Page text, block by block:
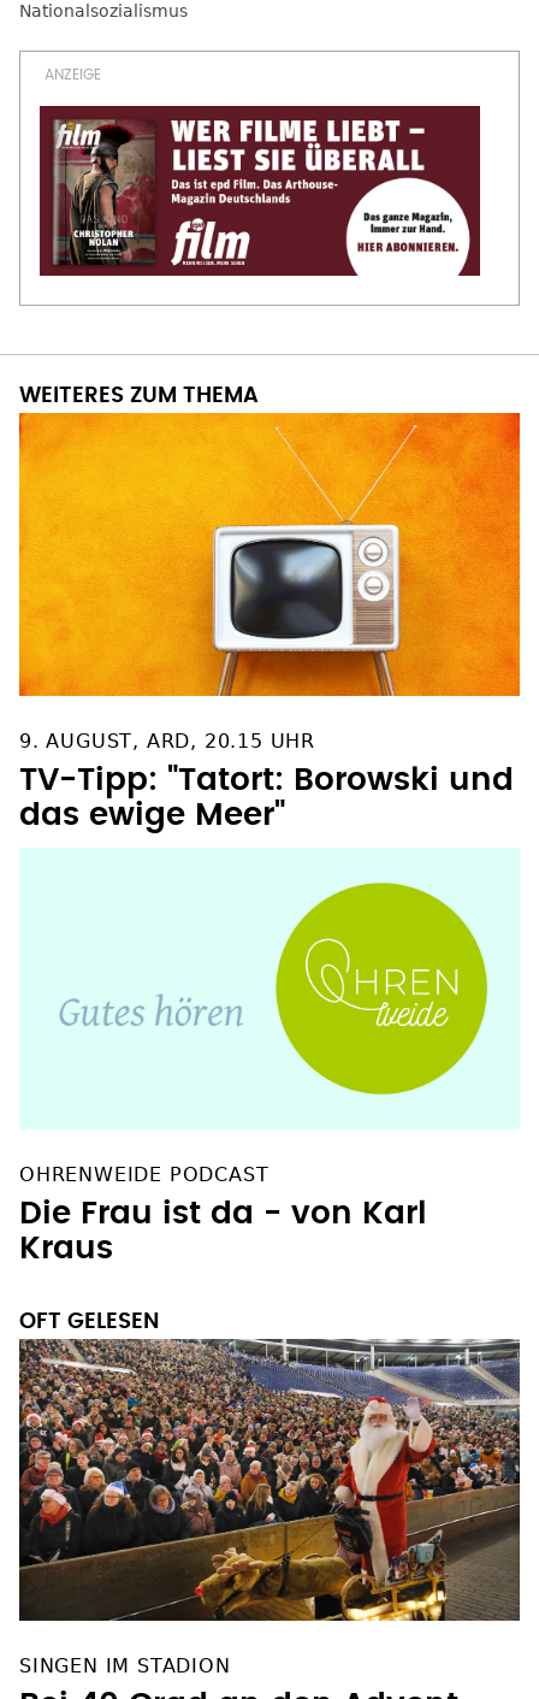
Nationalsozialismus
TV-Tipp: "Tatort: Borowski und
das ewige Meer"
Die Frau ist da - von Karl
Kraus
Bei 40 Grad an den Advent